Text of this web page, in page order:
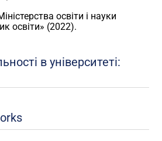
освіти і науки
освіти» (2022).
в університеті: